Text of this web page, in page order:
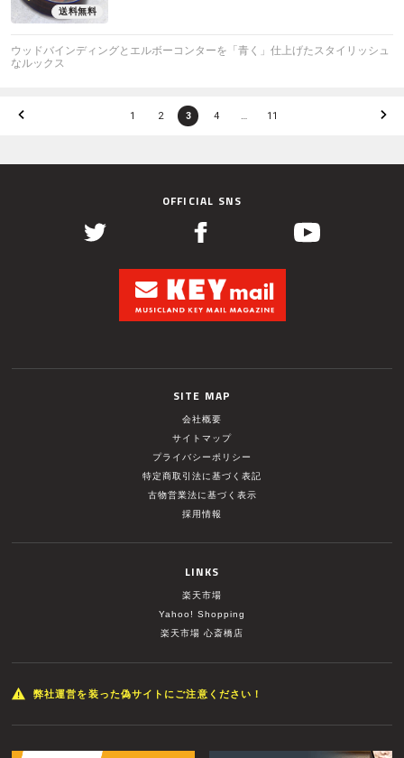
ウッドバインディングとエルボーコンターを「青く」仕上げたスタイリッシュ
なルックス
1 2 3 4 … 11
OFFICIAL SNS
SITE MAP
会社概要
サイトマップ
プライバシーポリシー
特定商取引法に基づく表記
古物営業法に基づく表示
採用情報
LINKS
楽天市場
Yahoo! Shopping
楽天市場 心斎橋店
弊社運営を装った偽サイトにご注意ください！